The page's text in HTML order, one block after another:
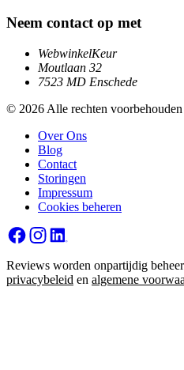
Neem contact op met
WebwinkelKeur
Moutlaan 32
7523 MD Enschede
© 2026 Alle rechten voorbehouden
Over Ons
Blog
Contact
Storingen
Impressum
Cookies beheren
Reviews worden onpartijdig
privacybeleid en algemene